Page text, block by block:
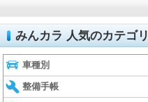
みんカラ 人気のカテゴリ
車種別
整備手帳